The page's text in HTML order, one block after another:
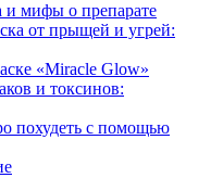
и мифы о препарате
от прыщей и угрей:
«Miracle Glow»
и токсинов:
похудеть с помощью